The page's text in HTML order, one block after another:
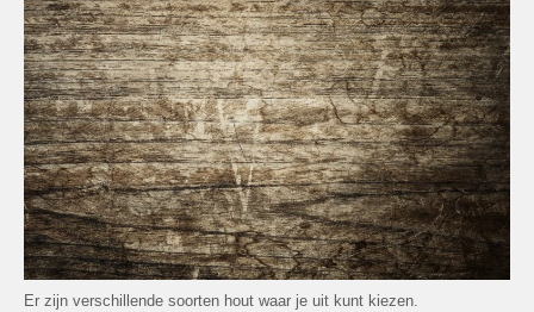
Er zijn verschillende soorten hout waar je uit kunt kiezen.